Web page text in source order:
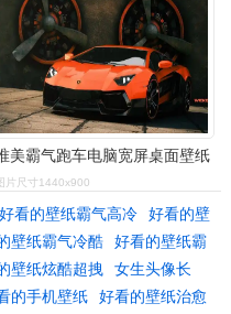
美霸气跑车电脑宽屏桌面壁纸
片尺寸1440x900
好看的壁纸霸气高冷
好看的壁
壁纸霸气冷酷
好看的壁纸霸
壁纸炫酷超拽
女生头像长
的手机壁纸
好看的壁纸治愈